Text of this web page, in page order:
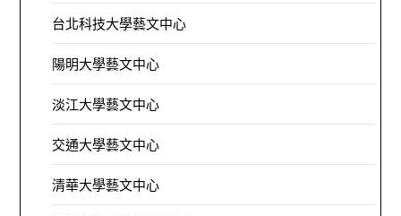
台北科技大學藝文中心
陽明大學藝文中心
淡江大學藝文中心
交通大學藝文中心
清華大學藝文中心